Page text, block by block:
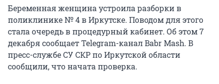
Беременная женщина устроила разборки в
поликлинике № 4 в Иркутске. Поводом для этого
стала очередь в процедурный кабинет. Об этом 7
декабря сообщает Telegram-канал Babr Mash. В
пресс-службе СУ СКР по Иркутской области
сообщили, что начата проверка.